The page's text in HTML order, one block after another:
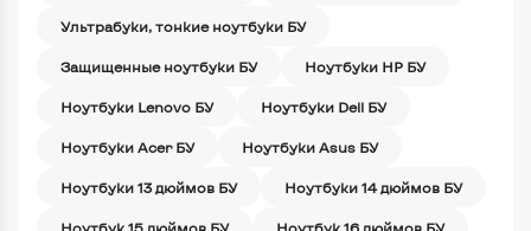
Ультрабуки, тонкие ноутбуки БУ
Защищенные ноутбуки БУ Ноутбуки HP БУ
Ноутбуки Lenovo БУ Ноутбуки Dell БУ
Ноутбуки Acer БУ Ноутбуки Asus БУ
Ноутбуки 13 дюймов БУ Ноутбуки 14 дюймов БУ
Ноутбук 15 дюймов БУ Ноутбук 16 дюймов БУ